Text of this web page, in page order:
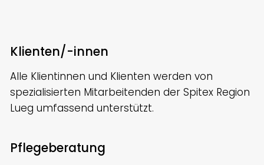
Klienten/-innen
Alle Klientinnen und Klienten werden von
spezialisierten Mitarbeitenden der Spitex Region
Lueg umfassend unterstützt.
Pflegeberatung